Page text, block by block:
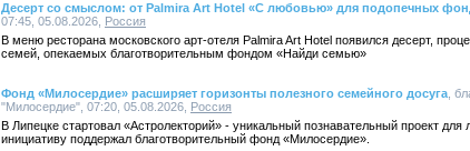
Десерт со смыслом: от Palmira Art Hotel «С любовью» для подопечных
07:45, 05.08.2026, Россия
В меню ресторана московского арт-отеля Palmira Art Hotel появился десерт,
семей, опекаемых благотворительным фондом «Найди семью»
Фонд «Милосердие» расширяет горизонты полезного семейного досуга ,
"Милосердие", 07:20, 05.08.2026, Россия
В Липецке стартовал «Астролекторий» - уникальный познавательный проект
инициативу поддержал благотворительный фонд «Милосердие».